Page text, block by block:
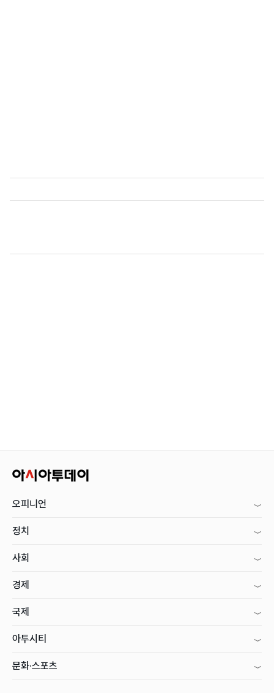
오피니언
정치
사회
경제
국제
아투시티
문화·스포츠